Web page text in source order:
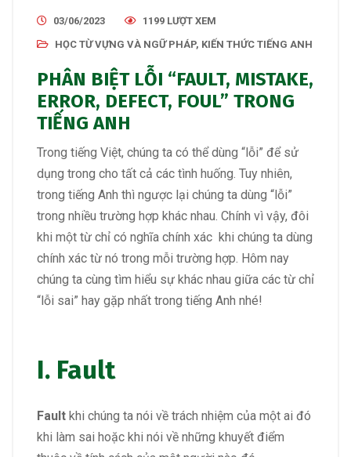
03/06/2023
1199 LƯỢT XEM
HỌC TỪ VỰNG VÀ NGỮ PHÁP, KIẾN THỨC TIẾNG ANH
PHÂN BIỆT LỖI “FAULT, MISTAKE,
ERROR, DEFECT, FOUL” TRONG
TIẾNG ANH
Trong tiếng Việt, chúng ta có thể dùng “lỗi” để sử
dụng trong cho tất cả các tình huống. Tuy nhiên,
trong tiếng Anh thì ngược lại chúng ta dùng “lỗi”
trong nhiều trường hợp khác nhau. Chính vì vậy, đôi
khi một từ chỉ có nghĩa chính xác khi chúng ta dùng
chính xác từ nó trong mỗi trường hợp. Hôm nay
chúng ta cùng tìm hiểu sự khác nhau giữa các từ chỉ
“lỗi sai” hay gặp nhất trong tiếng Anh nhé!
I. Fault
Fault khi chúng ta nói về trách nhiệm của một ai đó
khi làm sai hoặc khi nói về những khuyết điểm